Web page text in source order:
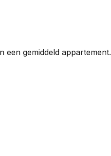
een gemiddeld appartement.